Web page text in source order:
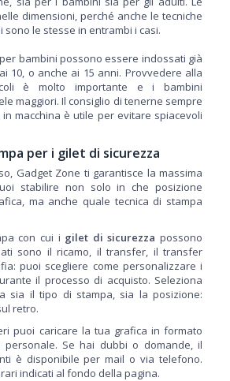
dimensioni, perché anche le tecniche
sono le stesse in entrambi i casi.
per bambini possono essere indossati già
10, o anche ai 15 anni. Provvedere alla
è molto importante e i bambini
maggiori. Il consiglio di tenerne sempre
macchina è utile per evitare spiacevoli
per i gilet di sicurezza
Gadget Zone ti garantisce la massima
stabilire non solo in che posizione
ma anche quale tecnica di stampa
con cui i gilet di sicurezza possono
sono il ricamo, il transfer, il transfer
puoi scegliere come personalizzare i
il processo di acquisto. Seleziona
sia il tipo di stampa, sia la posizione:
retro.
puoi caricare la tua grafica in formato
personale. Se hai dubbi o domande, il
è disponibile per mail o via telefono.
indicati al fondo della pagina.